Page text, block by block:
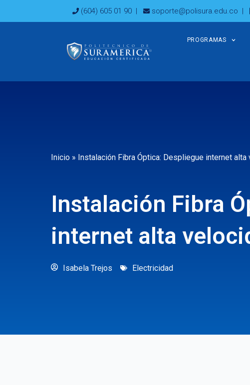
(604) 605 01 90 | soporte@polisura.edu.co |
PROGRAMAS
Inicio » Instalación Fibra Óptica: Despliegue internet alta
Instalación Fibra
internet alta
Isabela Trejos Electricidad